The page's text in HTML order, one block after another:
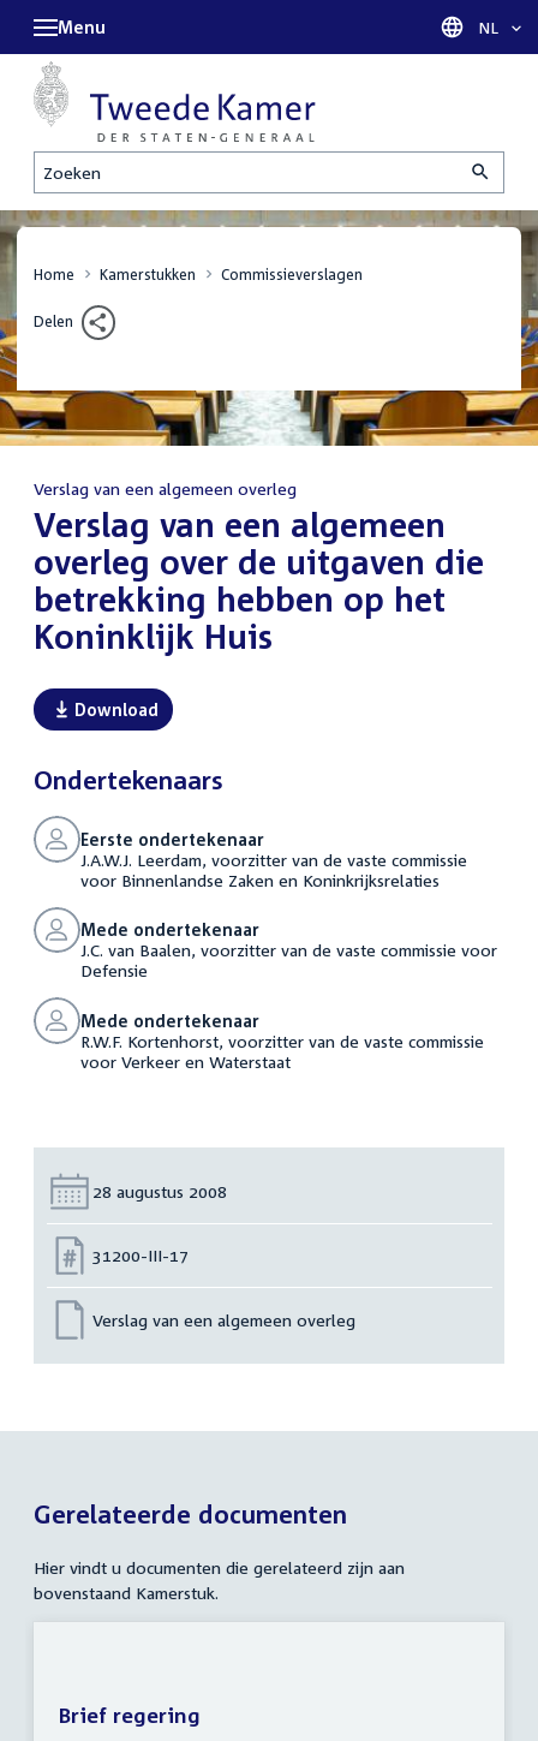
Zoeken
Menu Taal
NL
Home Kamerstukken Commissieverslagen
Delen
Verslag van een algemeen overleg
:Verslag van een algemeen
overleg over de uitgaven die
betrekking hebben op het
Koninklijk Huis
Download
Ondertekenaars
Eerste ondertekenaar
J.A.W.J. Leerdam, voorzitter van de vaste commissie
voor Binnenlandse Zaken en Koninkrijksrelaties
Mede ondertekenaar
J.C. van Baalen, voorzitter van de vaste commissie voor
Defensie
Mede ondertekenaar
R.W.F. Kortenhorst, voorzitter van de vaste commissie
voor Verkeer en Waterstaat
Datum:
28 augustus 2008
Nummer:
31200-III-17
Verslag van een algemeen overleg
Gerelateerde documenten
Hier vindt u documenten die gerelateerd zijn aan
bovenstaand Kamerstuk.
Brief regering